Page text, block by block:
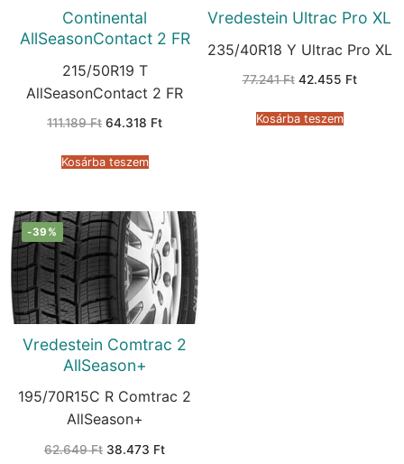
Continental
AllSeasonContact 2 FR
215/50R19 T
AllSeasonContact 2 FR
111.189Ft Original
111.189 Ft.
64.318 FtCurrent
Kosárba teszem
Vredestein Ultrac Pro XL
235/40R18 Y Ultrac Pro XL
77.241Ft Original
77.241 Ft.
42.455 FtCurrent
Kosárba teszem
-39%
Vredestein Comtrac 2
AllSeason+
195/70R15C R Comtrac 2
AllSeason+
62.649Ft Original
38.473 FtCurrent